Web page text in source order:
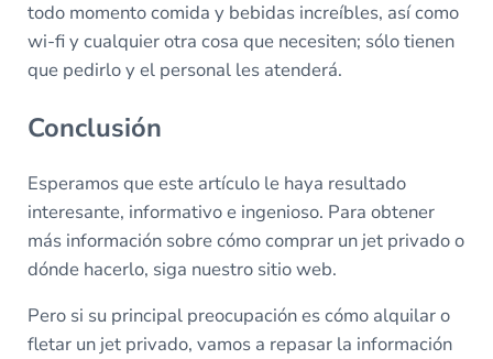
todo momento comida y bebidas increíbles, así como
wi-fi y cualquier otra cosa que necesiten; sólo tienen
que pedirlo y el personal les atenderá.
Conclusión
Esperamos que este artículo le haya resultado
interesante, informativo e ingenioso. Para obtener
más información sobre cómo comprar un jet privado o
dónde hacerlo, siga nuestro sitio web.
Pero si su principal preocupación es cómo alquilar o
fletar un jet privado, vamos a repasar la información